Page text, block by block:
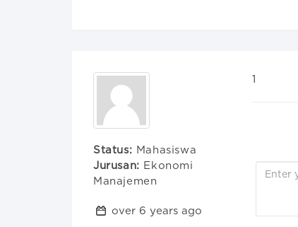
Status: Mahasiswa
Jurusan: Ekonomi
Manajemen
over 6 years ago
1